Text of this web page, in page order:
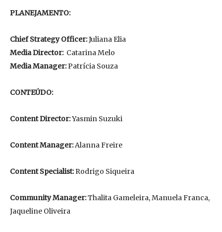
PLANEJAMENTO:
Chief Strategy Officer:Juliana Elia
Media Director:Catarina Melo
Media Manager:Patrícia Souza
CONTEÚDO:
Content Director:Yasmin Suzuki
Content Manager:Alanna Freire
Content Specialist:Rodrigo Siqueira
Community Manager:Thalita Gameleira, Manuela Franca,
Jaqueline Oliveira